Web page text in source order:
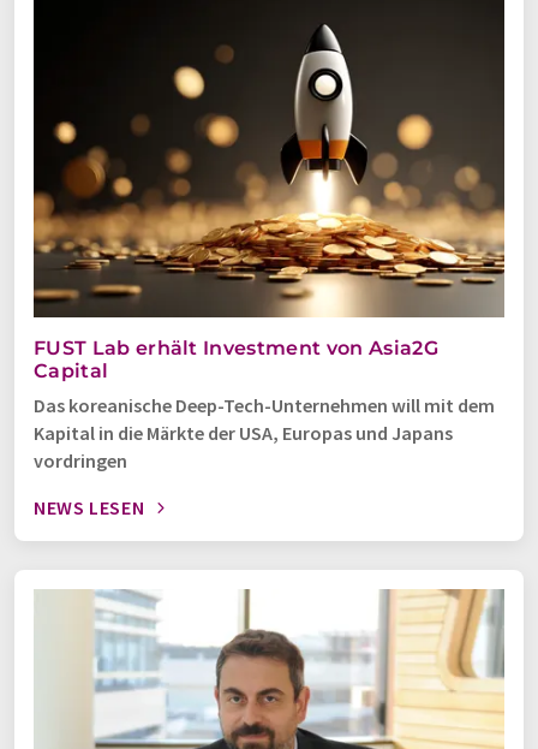
FUST Lab erhält Investment von Asia2G
Capital
Das koreanische Deep-Tech-Unternehmen will mit dem
Kapital in die Märkte der USA, Europas und Japans
vordringen
NEWS LESEN